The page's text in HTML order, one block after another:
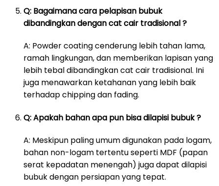
Q: Bagaimana cara pelapisan bubuk
dibandingkan dengan cat cair tradisional ?
A: Powder coating cenderung lebih tahan lama,
ramah lingkungan, dan memberikan lapisan yang
lebih tebal dibandingkan cat cair tradisional. Ini
juga menawarkan ketahanan yang lebih baik
terhadap chipping dan fading.
Q: Apakah bahan apa pun bisa dilapisi bubuk ?
A: Meskipun paling umum digunakan pada logam,
bahan non-logam tertentu seperti MDF (papan
serat kepadatan menengah) juga dapat dilapisi
bubuk dengan persiapan yang tepat.